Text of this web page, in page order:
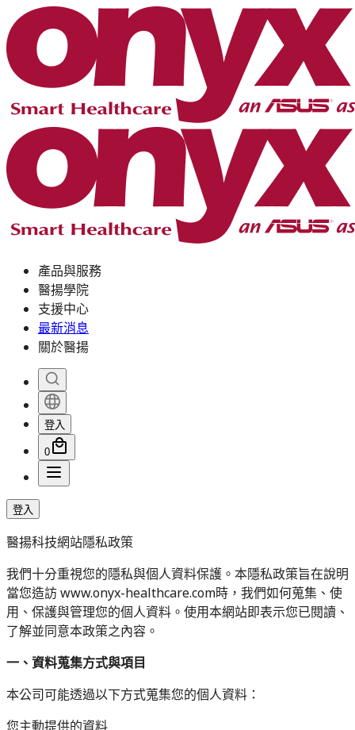
產品與服務
醫揚學院
支援中心
最新消息
關於醫揚
登入
0
登入
醫揚科技網站隱私政策
我們十分重視您的隱私與個人資料保護。本隱私政策旨在說明
當您造訪 www.onyx-healthcare.com時，我們如何蒐集、使
用、保護與管理您的個人資料。使用本網站即表示您已閱讀、
了解並同意本政策之內容。
一、資料蒐集方式與項目
本公司可能透過以下方式蒐集您的個人資料：
您主動提供的資料